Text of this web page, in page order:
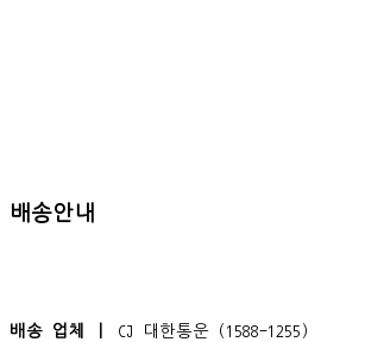
배송안내
배송 업체 ㅣ CJ 대한통운 (1588-1255)